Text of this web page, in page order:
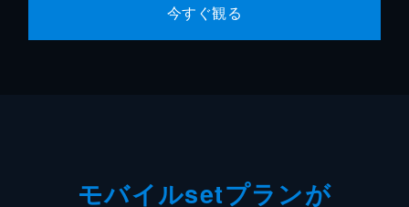
今すぐ観る
モバイルsetプランが